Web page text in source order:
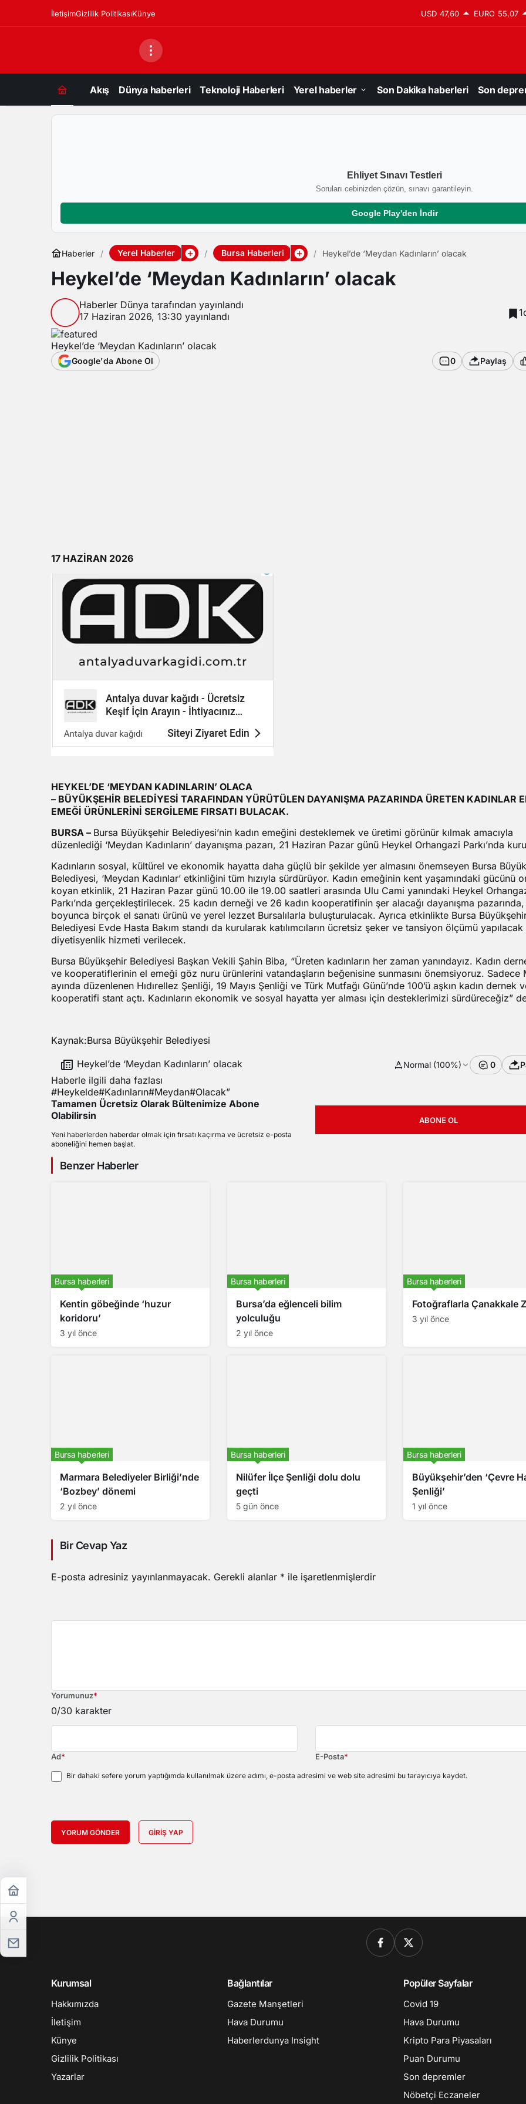
İletişimGizlilik PolitikasıKünye USD 47,60 EURO 55,07
Akış Dünya haberleri Teknoloji Haberleri Yerel haberler Son Dakika haberleri Son
Ehliyet Sınavı Testleri
Soruları cebinizden çözün, sınavı garantileyin.
Google Play'den İndir
Haberler Yerel Haberler Bursa Haberleri Heykel’de ‘Meydan Kadınların’ olacak
Heykel’de ‘Meydan Kadınların’ olacak
Haberler Dünya tarafından yayınlandı
17 Haziran 2026, 13:30 yayınlandı
Heykel’de ‘Meydan Kadınların’ olacak
Google'da Abone Ol 0 Paylaş
17 HAZİRAN 2026
HEYKEL’DE ‘MEYDAN KADINLARIN’ OLACA
– BÜYÜKŞEHİR BELEDİYESİ TARAFINDAN YÜRÜTÜLEN DAYANIŞMA PAZARINDA ÜRETEN KADINLAR
EMEĞİ ÜRÜNLERİNİ SERGİLEME FIRSATI BULACAK.
BURSA – Bursa Büyükşehir Belediyesi’nin kadın emeğini desteklemek ve üretimi görünür kılmak amacıyla
düzenlediği ‘Meydan Kadınların’ dayanışma pazarı, 21 Haziran Pazar günü Heykel Orhangazi Parkı’nda
Kadınların sosyal, kültürel ve ekonomik hayatta daha güçlü bir şekilde yer almasını önemseyen Bursa
Belediyesi, ‘Meydan Kadınlar’ etkinliğini tüm hızıyla sürdürüyor. Kadın emeğinin kent yaşamındaki gücünü
koyan etkinlik, 21 Haziran Pazar günü 10.00 ile 19.00 saatleri arasında Ulu Cami yanındaki Heykel
Parkı’nda gerçekleştirilecek. 25 kadın derneği ve 26 kadın kooperatifinin şer alacağı dayanışma
boyunca birçok el sanatı ürünü ve yerel lezzet Bursalılarla buluşturulacak. Ayrıca etkinlikte Bursa
Belediyesi Evde Hasta Bakım standı da kurularak katılımcıların ücretsiz şeker ve tansiyon ölçümü yapılacak
diyetisyenlik hizmeti verilecek.
Bursa Büyükşehir Belediyesi Başkan Vekili Şahin Biba, “Üreten kadınların her zaman yanındayız. Kadın
ve kooperatiflerinin el emeği göz nuru ürünlerini vatandaşların beğenisine sunmasını önemsiyoruz. Sadece
ayında düzenlenen Hıdırellez Şenliği, 19 Mayıs Şenliği ve Türk Mutfağı Günü’nde 100’ü aşkın kadın dernek
kooperatifi stant açtı. Kadınların ekonomik ve sosyal hayatta yer alması için desteklerimizi sürdüreceğiz”
Kaynak:Bursa Büyükşehir Belediyesi
Heykel’de ‘Meydan Kadınların’ olacak Normal (100%) 0
Haberle ilgili daha fazlası
#Heykelde#Kadınların#Meydan#Olacak”
Tamamen Ücretsiz Olarak Bültenimize Abone
Olabilirsin
Yeni haberlerden haberdar olmak için fırsatı kaçırma ve ücretsiz e-posta
aboneliğini hemen başlat.
ABONE OL
Benzer Haberler
Kentin göbeğinde ‘huzur
koridoru’
Bursa haberleri
3 yıl önce
Bursa’da eğlenceli bilim
yolculuğu
Bursa haberleri
2 yıl önce
Fotoğraflarla Çanakkale
Bursa haberleri
3 yıl önce
Marmara Belediyeler Birliği’nde
‘Bozbey’ dönemi
Bursa haberleri
2 yıl önce
Nilüfer İlçe Şenliği dolu dolu
geçti
Bursa haberleri
5 gün önce
Büyükşehir’den ‘Çevre
Şenliği’
Bursa haberleri
1 yıl önce
Bir Cevap Yaz
E-posta adresiniz yayınlanmayacak. Gerekli alanlar * ile işaretlenmişlerdir
Yorumunuz*
0/30 karakter
Ad* E-Posta*
Bir dahaki sefere yorum yaptığımda kullanılmak üzere adımı, e-posta adresimi ve web site adresimi bu tarayıcıya kaydet.
YORUM GÖNDER GIRIŞ YAP
Kurumsal
Hakkımızda
İletişim
Künye
Gizlilik Politikası
Yazarlar
Bağlantılar
Gazete Manşetleri
Hava Durumu
Haberlerdunya Insight
Popüler Sayfalar
Covid 19
Hava Durumu
Kripto Para Piyasaları
Puan Durumu
Son depremler
Nöbetçi Eczaneler